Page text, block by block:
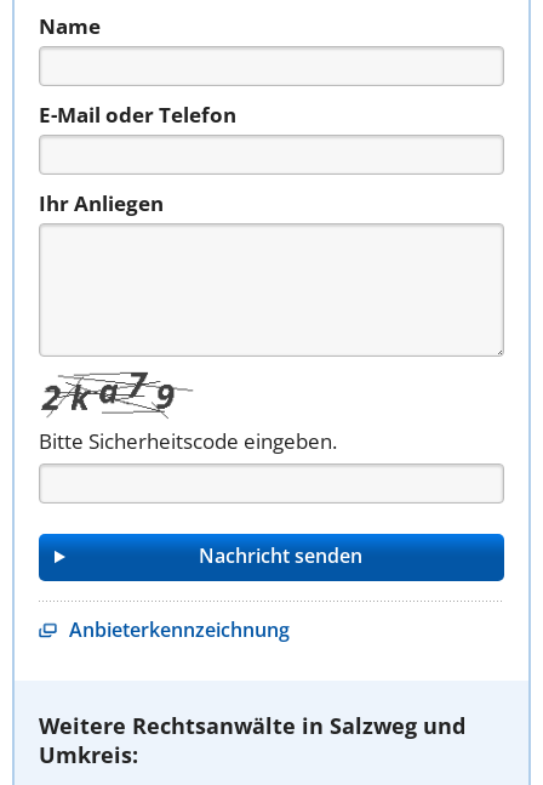
Name
E-Mail oder Telefon
Ihr Anliegen
Bitte Sicherheitscode eingeben.
Anbieterkennzeichnung
Weitere Rechtsanwälte in Salzweg und
Umkreis: